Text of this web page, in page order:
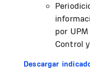
por
Control
Descargar